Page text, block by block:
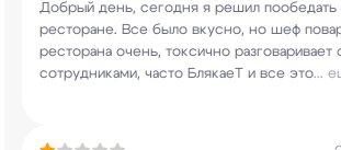
Добрый день, сегодня я решил
ресторане. Все было вкусно, но шеф
ресторана очень, токсично разговаривает
сотрудниками, часто БлякаеТ и все это...